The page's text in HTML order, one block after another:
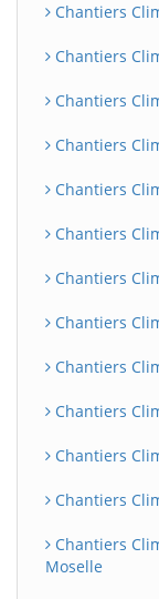
Chantiers
Chantiers
Chantiers
Chantiers
Chantiers
Chantiers
Chantiers
Chantiers
Chantiers
Chantiers
Chantiers
Chantiers
Chantiers
Moselle